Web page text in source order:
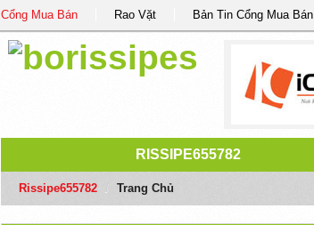
Cổng Mua Bán Rao Vặt Bản Tin Cổng Mua Bán
RISSIPE655782
Rissipe655782 Trang Chủ